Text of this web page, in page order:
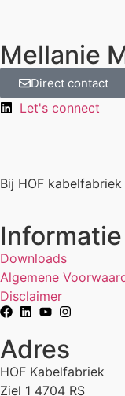
Mellanie
Direct contact
Let's connect
Bij HOF
Informatie
Downloads
Algemene
Disclaimer
Adres
HOF Kabelfabriek
Ziel 1 4704 RS